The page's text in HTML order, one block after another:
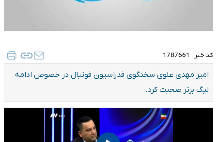
کد خبر : 1787661
امیر مهدی علوی سخنگوی فدراسیون فوتبال در خصوص ادامه
لیگ برتر صحبت کرد.